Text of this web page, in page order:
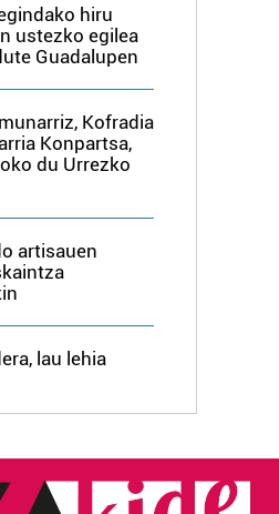
hiru
ustezko egilea
Guadalupen
Kofradia
Konpartsa,
du Urrezko
artisauen
lau lehia